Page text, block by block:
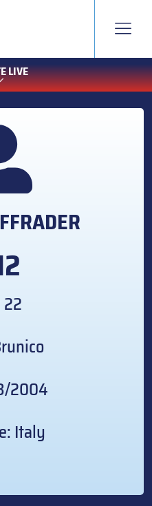
LIVE
22
2004
Italy